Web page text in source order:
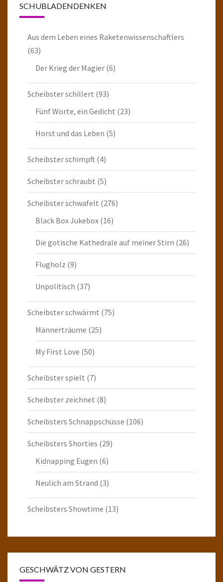
SCHUBLADENDENKEN
Aus dem Leben eines Raketenwissenschaftlers
(63)
Der Krieg der Magier (6)
Scheibster schillert (93)
Fünf Worte, ein Gedicht (23)
Horst und das Leben (5)
Scheibster schimpft (4)
Scheibster schraubt (5)
Scheibster schwafelt (276)
Black Box Jukebox (16)
Die gotische Kathedrale auf meiner Stirn (26)
Flugholz (9)
Unpolitisch (37)
Scheibster schwärmt (75)
Männerträume (25)
My First Love (50)
Scheibster spielt (7)
Scheibster zeichnet (8)
Scheibsters Schnappschüsse (106)
Scheibsters Shorties (29)
Kidnapping Eugen (6)
Neulich am Strand (3)
Scheibsters Showtime (13)
GESCHWÄTZ VON GESTERN